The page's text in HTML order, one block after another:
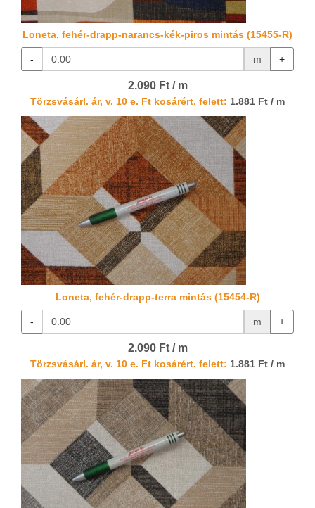
Loneta, fehér-drapp-narancs-kék-piros mintás (15455-R)
- m +
2.090 Ft / m
Törzsvásárl. ár, v. 10 e. Ft kosárért. felett: 1.881 Ft / m
Loneta, fehér-drapp-terra mintás (15454-R)
- m +
2.090 Ft / m
Törzsvásárl. ár, v. 10 e. Ft kosárért. felett: 1.881 Ft / m